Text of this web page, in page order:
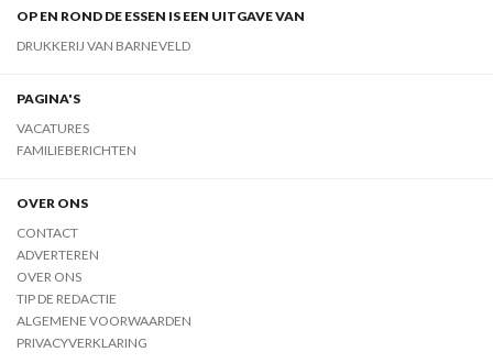
OP EN ROND DE ESSEN IS EEN UITGAVE VAN
DRUKKERIJ VAN BARNEVELD
PAGINA'S
VACATURES
FAMILIEBERICHTEN
OVER ONS
CONTACT
ADVERTEREN
OVER ONS
TIP DE REDACTIE
ALGEMENE VOORWAARDEN
PRIVACYVERKLARING